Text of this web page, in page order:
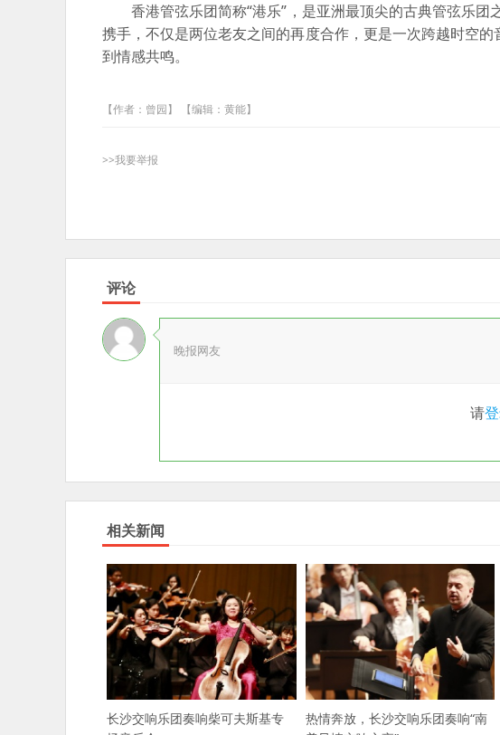
香港管弦乐团简称“港乐”，是亚洲最顶尖的古典管弦乐团
携手，不仅是两位老友之间的再度合作，更是一次跨越时空
到情感共鸣。
【作者：曾园】 【编辑：黄能】
>>我要举报
评论
晚报网友
请
相关新闻
长沙交响乐团奏响柴可夫斯基专
热情奔放，长沙交响乐团奏响“南